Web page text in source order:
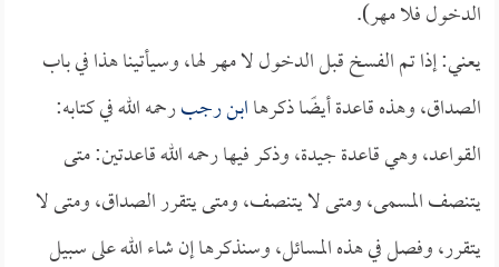
الدخول فلا مهر).
يعني: إذا تم الفسخ قبل الدخول لا مهر لها، وسيأتينا هذا في باب
الصداق، وهذه قاعدة أيضًا ذكرهاابن رجبرحمه الله في كتابه:
القواعد، وهي قاعدة جيدة، وذكر فيها رحمه الله قاعدتين: متى
يتنصف المسمى، ومتى لا يتنصف، ومتى يتقرر الصداق، ومتى لا
يتقرر، وفصل في هذه المسائل، وسنذكرها إن شاء الله على سبيل